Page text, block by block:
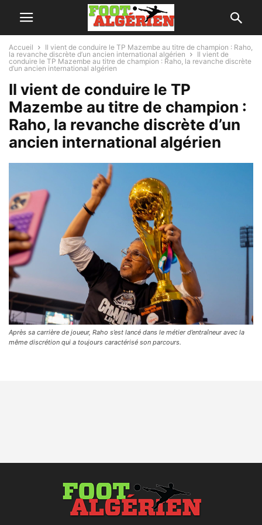
Accueil
Il vient de conduire le TP Mazembe au titre de champion : Raho,
la revanche discrète d’un ancien international algérien
Il vient de
conduire le TP Mazembe au titre de champion : Raho, la revanche discrète
d’un ancien international algérien
Il vient de conduire le TP
Mazembe au titre de champion :
Raho, la revanche discrète d’un
ancien international algérien
Après sa carrière de joueur, Raho s’est lancé dans le métier d’entraîneur avec la
même discrétion qui a toujours caractérisé son parcours.